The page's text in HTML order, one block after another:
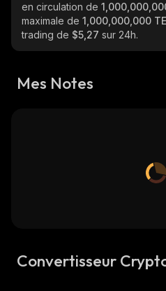
en circulation de
maximale de 1,000,000,000
trading de $5,27 sur 24h.
Mes Notes
Convertisseur